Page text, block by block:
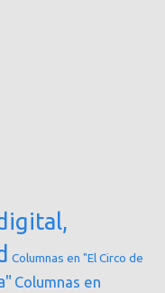
Columnas en "El Circo de
Columnas en